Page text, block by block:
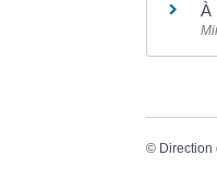
À
© Direction